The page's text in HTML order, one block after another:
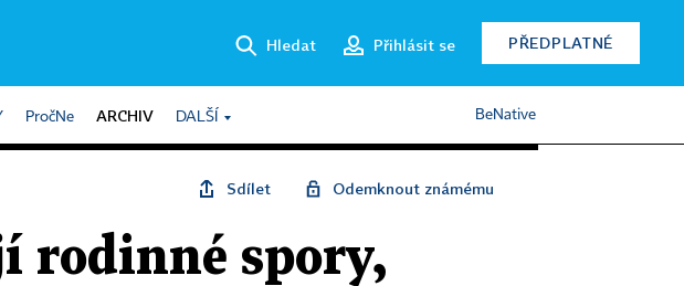
Hledat Přihlásit se PŘEDPLATNÉ
PročNe ARCHIV DALŠÍ BeNative
Sdílet Odemknout známému
rodinné spory,